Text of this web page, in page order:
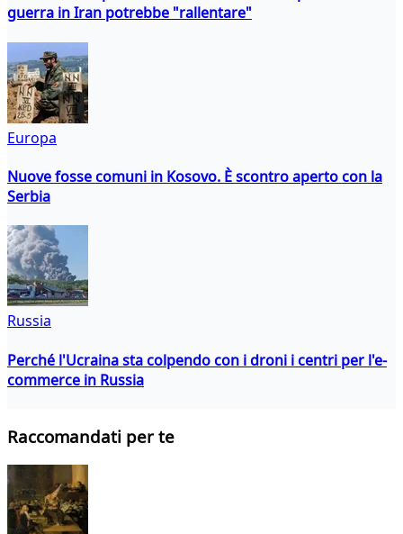
guerra in Iran potrebbe "rallentare"
Europa
Nuove fosse comuni in Kosovo. È scontro aperto con la
Serbia
Russia
Perché l'Ucraina sta colpendo con i droni i centri per l'e-
commerce in Russia
Raccomandati per te